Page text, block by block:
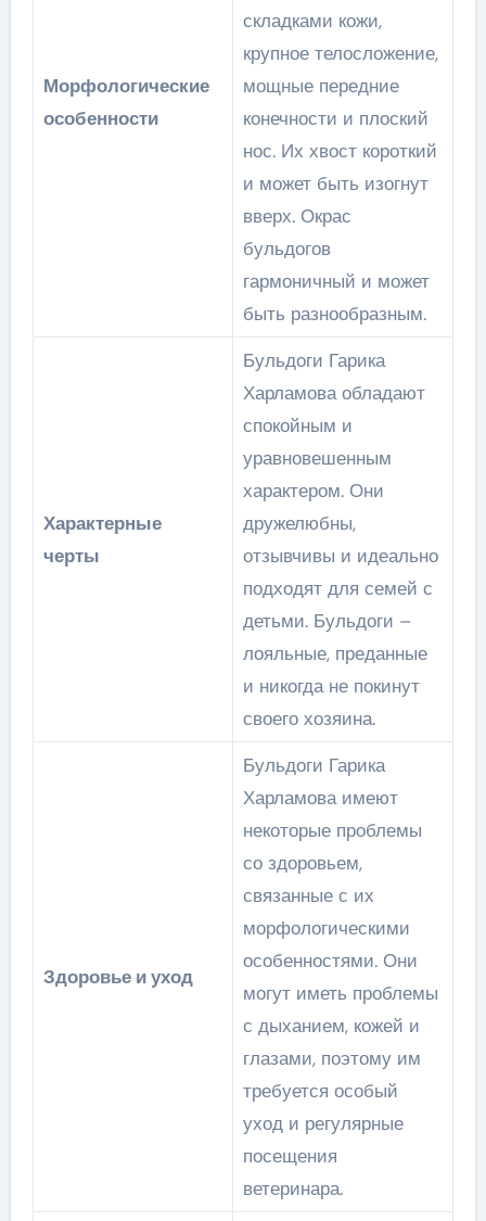
Морфологические
особенности
складками кожи,
крупное телосложение,
мощные передние
конечности и плоский
нос. Их хвост короткий
и может быть изогнут
вверх. Окрас
бульдогов
гармоничный и может
быть разнообразным.
Характерные
черты
Бульдоги Гарика
Харламова обладают
спокойным и
уравновешенным
характером. Они
дружелюбны,
отзывчивы и идеально
подходят для семей с
детьми. Бульдоги –
лояльные, преданные
и никогда не покинут
своего хозяина.
Здоровье и уход
Бульдоги Гарика
Харламова имеют
некоторые проблемы
со здоровьем,
связанные с их
морфологическими
особенностями. Они
могут иметь проблемы
с дыханием, кожей и
глазами, поэтому им
требуется особый
уход и регулярные
посещения
ветеринара.